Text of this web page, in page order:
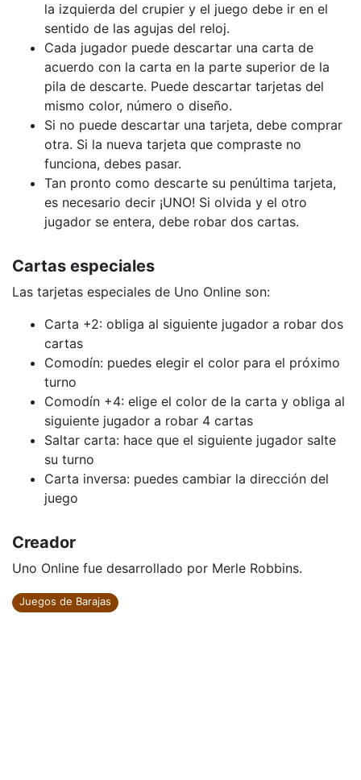
la izquierda del crupier y el juego debe ir en el
sentido de las agujas del reloj.
Cada jugador puede descartar una carta de
acuerdo con la carta en la parte superior de la
pila de descarte. Puede descartar tarjetas del
mismo color, número o diseño.
Si no puede descartar una tarjeta, debe comprar
otra. Si la nueva tarjeta que compraste no
funciona, debes pasar.
Tan pronto como descarte su penúltima tarjeta,
es necesario decir ¡UNO! Si olvida y el otro
jugador se entera, debe robar dos cartas.
Cartas especiales
Las tarjetas especiales de Uno Online son:
Carta +2: obliga al siguiente jugador a robar dos
cartas
Comodín: puedes elegir el color para el próximo
turno
Comodín +4: elige el color de la carta y obliga al
siguiente jugador a robar 4 cartas
Saltar carta: hace que el siguiente jugador salte
su turno
Carta inversa: puedes cambiar la dirección del
juego
Creador
Uno Online fue desarrollado por Merle Robbins.
Juegos de Barajas